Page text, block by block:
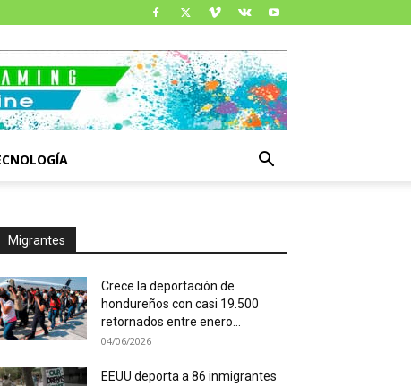
Migrantes
Crece la deportación de
hondureños con casi 19.500
retornados entre enero...
04/06/2026
EEUU deporta a 86 inmigrantes